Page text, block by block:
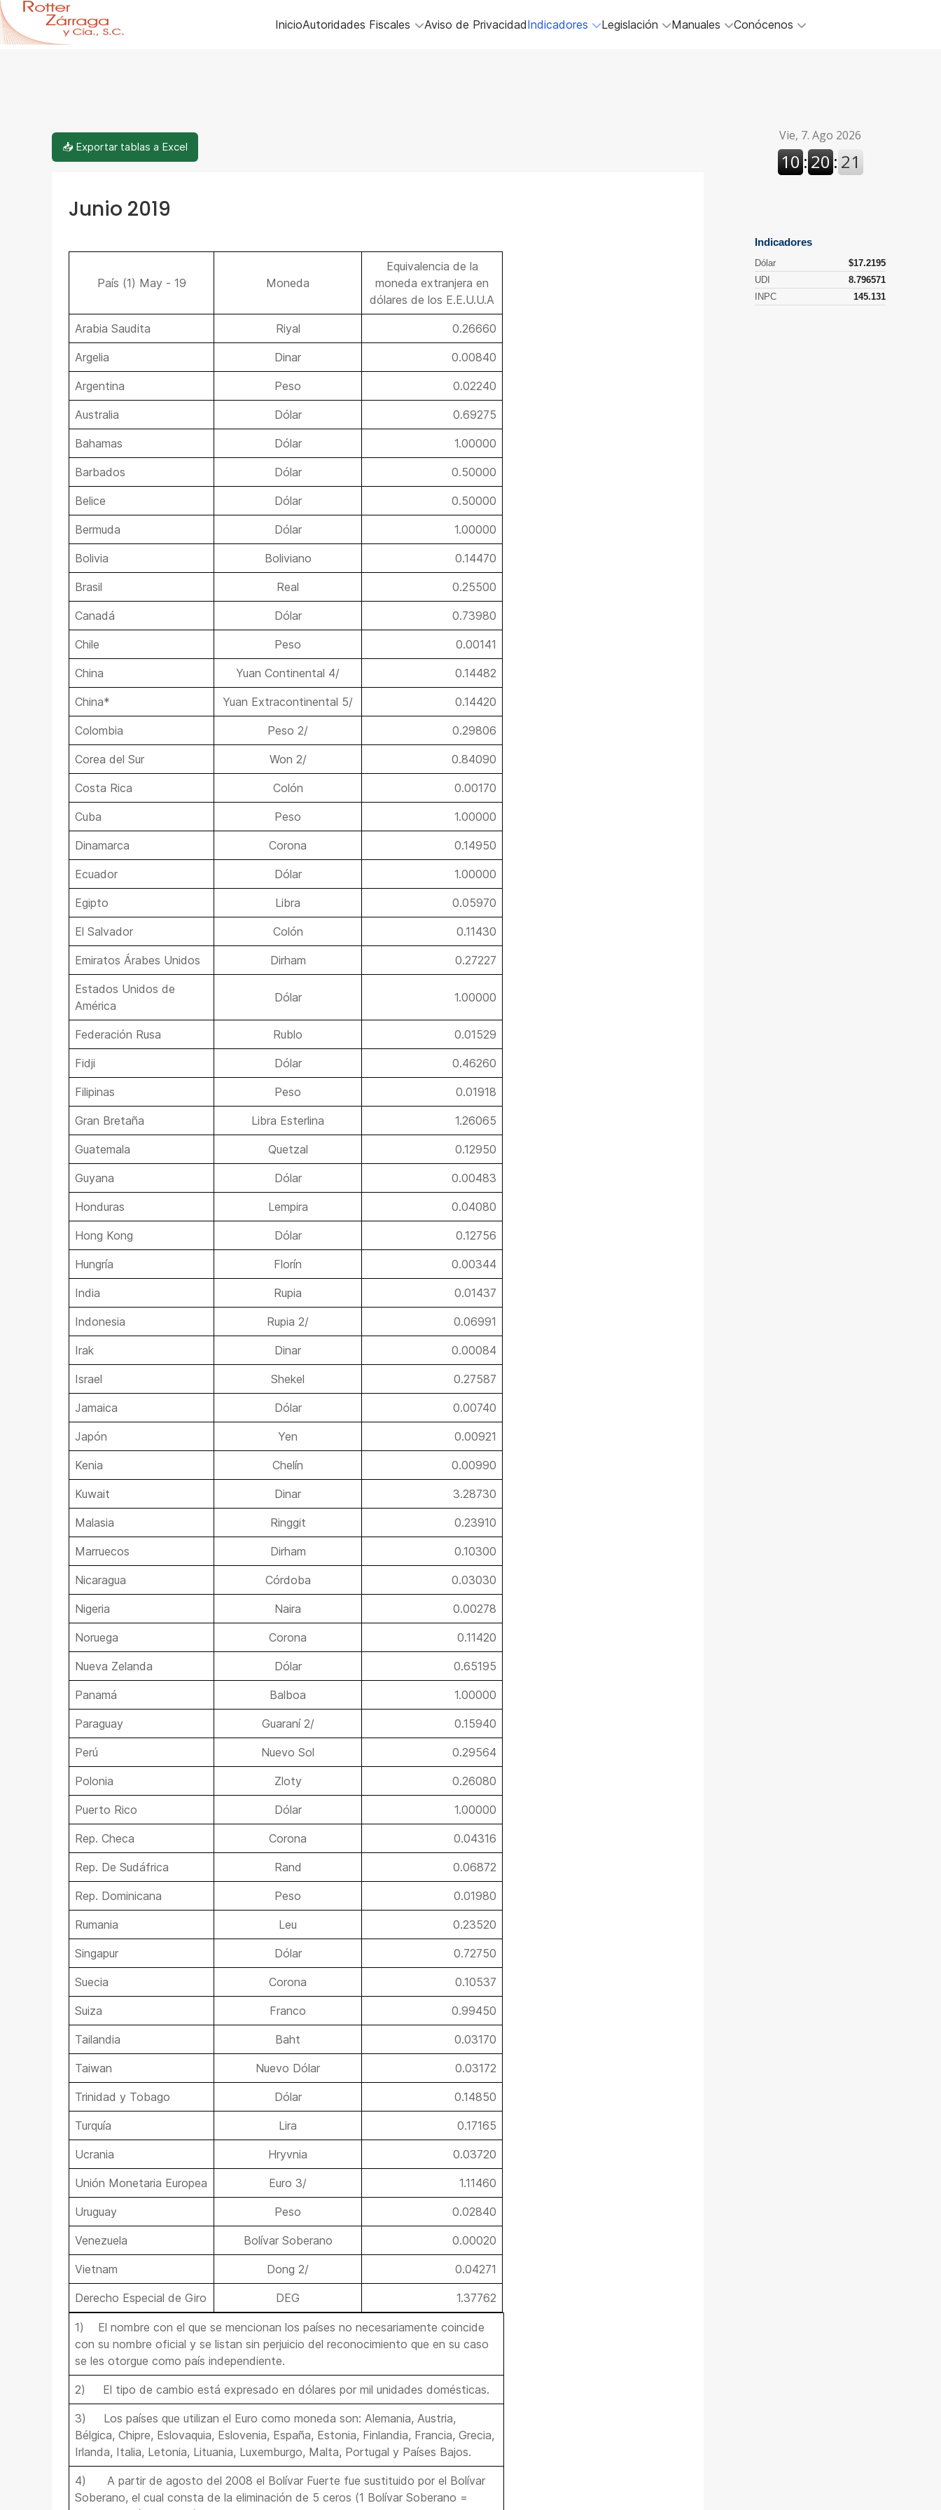
InicioAutoridades Fiscales Aviso de PrivacidadIndicadores Legislación Manuales Conócenos
📥 Exportar tablas a Excel
Junio 2019
País (1) May - 19 Moneda
Equivalencia de la
moneda extranjera en
dólares de los E.E.U.U.A
Arabia Saudita Riyal 0.26660
Argelia Dinar 0.00840
Argentina Peso 0.02240
Australia Dólar 0.69275
Bahamas Dólar 1.00000
Barbados Dólar 0.50000
Belice Dólar 0.50000
Bermuda Dólar 1.00000
Bolivia Boliviano 0.14470
Brasil Real 0.25500
Canadá Dólar 0.73980
Chile Peso 0.00141
China Yuan Continental 4/ 0.14482
China* Yuan Extracontinental 5/ 0.14420
Colombia Peso 2/ 0.29806
Corea del Sur Won 2/ 0.84090
Costa Rica Colón 0.00170
Cuba Peso 1.00000
Dinamarca Corona 0.14950
Ecuador Dólar 1.00000
Egipto Libra 0.05970
El Salvador Colón 0.11430
Emiratos Árabes Unidos Dirham 0.27227
Estados Unidos de
América
Dólar 1.00000
Federación Rusa Rublo 0.01529
Fidji Dólar 0.46260
Filipinas Peso 0.01918
Gran Bretaña Libra Esterlina 1.26065
Guatemala Quetzal 0.12950
Guyana Dólar 0.00483
Honduras Lempira 0.04080
Hong Kong Dólar 0.12756
Hungría Florín 0.00344
India Rupia 0.01437
Indonesia Rupia 2/ 0.06991
Irak Dinar 0.00084
Israel Shekel 0.27587
Jamaica Dólar 0.00740
Japón Yen 0.00921
Kenia Chelín 0.00990
Kuwait Dinar 3.28730
Malasia Ringgit 0.23910
Marruecos Dirham 0.10300
Nicaragua Córdoba 0.03030
Nigeria Naira 0.00278
Noruega Corona 0.11420
Nueva Zelanda Dólar 0.65195
Panamá Balboa 1.00000
Paraguay Guaraní 2/ 0.15940
Perú Nuevo Sol 0.29564
Polonia Zloty 0.26080
Puerto Rico Dólar 1.00000
Rep. Checa Corona 0.04316
Rep. De Sudáfrica Rand 0.06872
Rep. Dominicana Peso 0.01980
Rumania Leu 0.23520
Singapur Dólar 0.72750
Suecia Corona 0.10537
Suiza Franco 0.99450
Tailandia Baht 0.03170
Taiwan Nuevo Dólar 0.03172
Trinidad y Tobago Dólar 0.14850
Turquía Lira 0.17165
Ucrania Hryvnia 0.03720
Unión Monetaria Europea Euro 3/ 1.11460
Uruguay Peso 0.02840
Venezuela Bolívar Soberano 0.00020
Vietnam Dong 2/ 0.04271
Derecho Especial de Giro DEG 1.37762
1)
El nombre con el que se mencionan los países no necesariamente coincide
con su nombre oficial y se listan sin perjuicio del reconocimiento que en su caso
se les otorgue como país independiente.
2) El tipo de cambio está expresado en dólares por mil unidades domésticas.
3)
Los países que utilizan el Euro como moneda son: Alemania, Austria,
Bélgica, Chipre, Eslovaquia, Eslovenia, España, Estonia, Finlandia, Francia, Grecia,
Irlanda, Italia, Letonia, Lituania, Luxemburgo, Malta, Portugal y Países Bajos.
4)
A partir de agosto del 2008 el Bolívar Fuerte fue sustituido por el Bolívar
Soberano, el cual consta de la eliminación de 5 ceros (1 Bolívar Soberano =